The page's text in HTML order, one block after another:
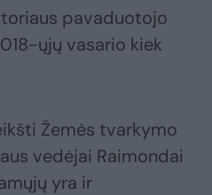
pavaduotojo
ųjų vasario kiek
Žemės tvarkymo
vedėjai Raimondai
yra ir